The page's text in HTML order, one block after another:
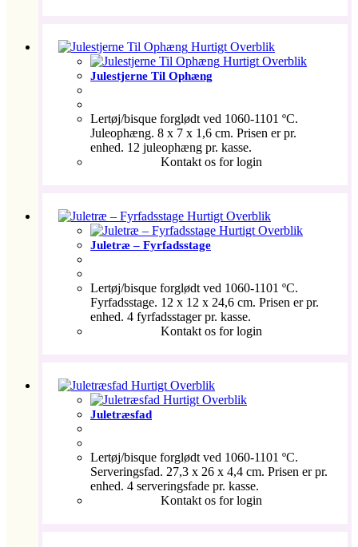
Hurtigt Overblik
Hurtigt Overblik
Julestjerne Til Ophæng
Lertøj/bisque forglødt ved 1060-1101 ºC.
Juleophæng. 8 x 7 x 1,6 cm. Prisen er pr.
enhed. 12 juleophæng pr. kasse.
Kontakt os for login
Hurtigt Overblik
Hurtigt Overblik
Juletræ – Fyrfadsstage
Lertøj/bisque forglødt ved 1060-1101 ºC.
Fyrfadsstage. 12 x 12 x 24,6 cm. Prisen er pr.
enhed. 4 fyrfadsstager pr. kasse.
Kontakt os for login
Hurtigt Overblik
Hurtigt Overblik
Juletræsfad
Lertøj/bisque forglødt ved 1060-1101 ºC.
Serveringsfad. 27,3 x 26 x 4,4 cm. Prisen er pr.
enhed. 4 serveringsfade pr. kasse.
Kontakt os for login